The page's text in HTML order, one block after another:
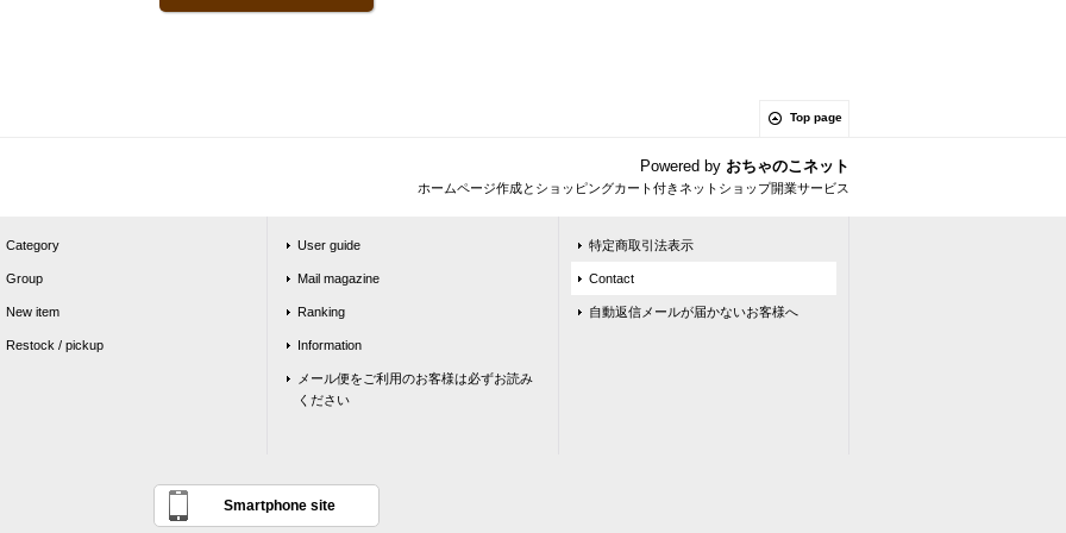
Top page
Powered by おちゃのこネット
ホームページ作成とショッピングカート付きネットショップ開業サービス
Category
Group
New item
Restock / pickup
User guide
Mail magazine
Ranking
Information
メール便をご利用のお客様は必ずお読み
ください
特定商取引法表示
Contact
自動返信メールが届かないお客様へ
Smartphone site